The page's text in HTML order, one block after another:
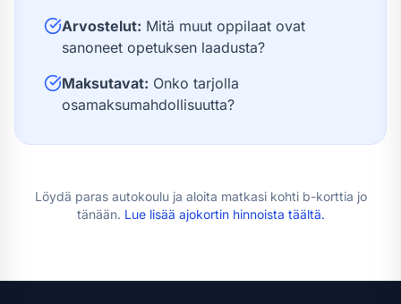
Arvostelut: Mitä muut oppilaat ovat
sanoneet opetuksen laadusta?
Maksutavat: Onko tarjolla
osamaksumahdollisuutta?
Löydä paras autokoulu ja aloita matkasi kohti b-korttia jo
tänään. Lue lisää ajokortin hinnoista täältä.